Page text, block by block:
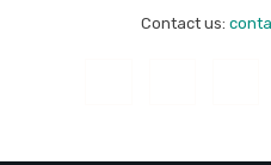
Contact us: